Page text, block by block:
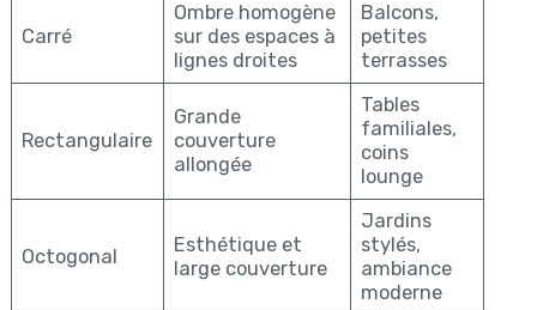
Carré
Ombre homogène
sur des espaces à
lignes droites
Balcons,
petites
terrasses
Rectangulaire
Grande
couverture
allongée
Tables
familiales,
coins
lounge
Octogonal
Esthétique et
large couverture
Jardins
stylés,
ambiance
moderne